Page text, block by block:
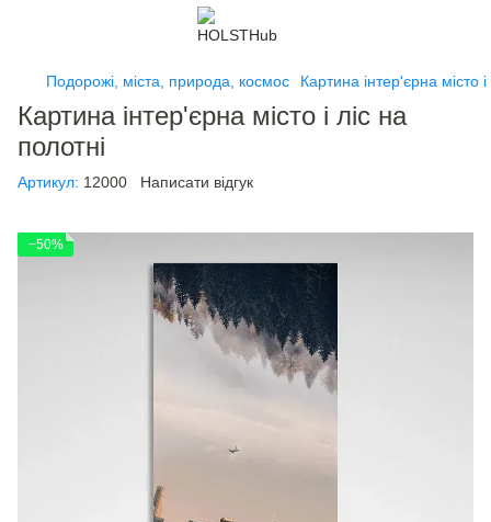
Подорожі, міста, природа, космос Картина інтер'єрна місто
Картина інтер'єрна місто і ліс на
полотні
Артикул: 12000 Написати відгук
−50%